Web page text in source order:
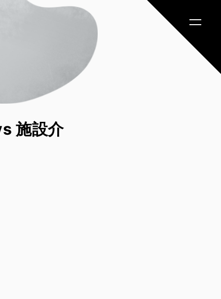
施設介